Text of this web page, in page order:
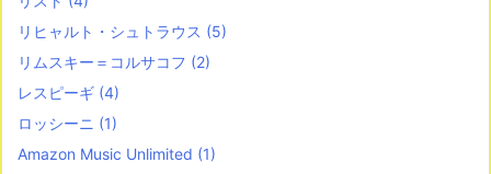
リヒャルト・シュトラウス (5)
リムスキー＝コルサコフ (2)
レスピーギ (4)
ロッシーニ (1)
Amazon Music Unlimited (1)